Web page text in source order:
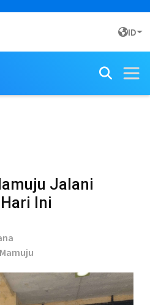
ID
Jalani
Ini
Mamuju